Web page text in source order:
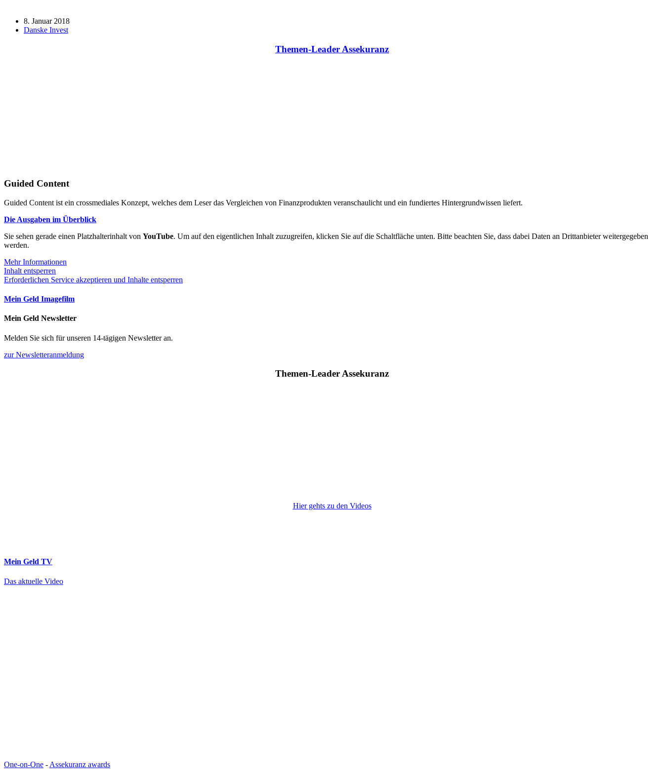
8. Januar 2018
Danske Invest
Themen-Leader Assekuranz
Guided Content
Guided Content ist ein crossmediales Konzept, welches dem Leser das Vergleichen von Finanzprodukten veranschaulicht und ein fundiertes Hintergrundwissen liefert.
Die Ausgaben im Überblick
Sie sehen gerade einen Platzhalterinhalt von YouTube. Um auf den eigentlichen Inhalt zuzugreifen, klicken Sie auf die Schaltfläche unten. Bitte beachten Sie, dass dabei Daten an Drittanbieter weitergegeben
werden.
Mehr Informationen
Inhalt entsperren
Erforderlichen Service akzeptieren und Inhalte entsperren
Mein Geld Imagefilm
Mein Geld Newsletter
Melden Sie sich für unseren 14-tägigen Newsletter an.
zur Newsletteranmeldung
Themen-Leader Assekuranz
Hier gehts zu den Videos
Mein Geld TV
Das aktuelle Video
One-on-One - Assekuranz awards